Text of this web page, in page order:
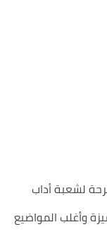
لبكالوريا 2017 مقترحة لشعبة أداب
وأغلب المواضيع